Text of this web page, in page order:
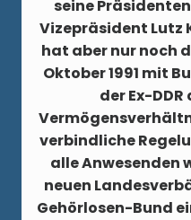
seine
Vizepräsident Lutz
hat aber nur noch
Oktober 1991 mit
der Ex-
verbindliche
alle Anwesenden
neuen
Gehörlosen-Bund